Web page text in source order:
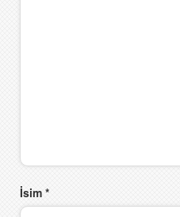
İsim *